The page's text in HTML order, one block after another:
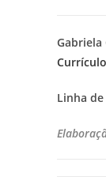
Gabriela
Linha